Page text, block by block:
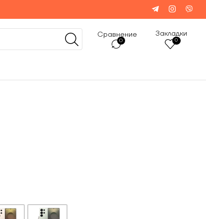
Сравнение
0
Закладки
0